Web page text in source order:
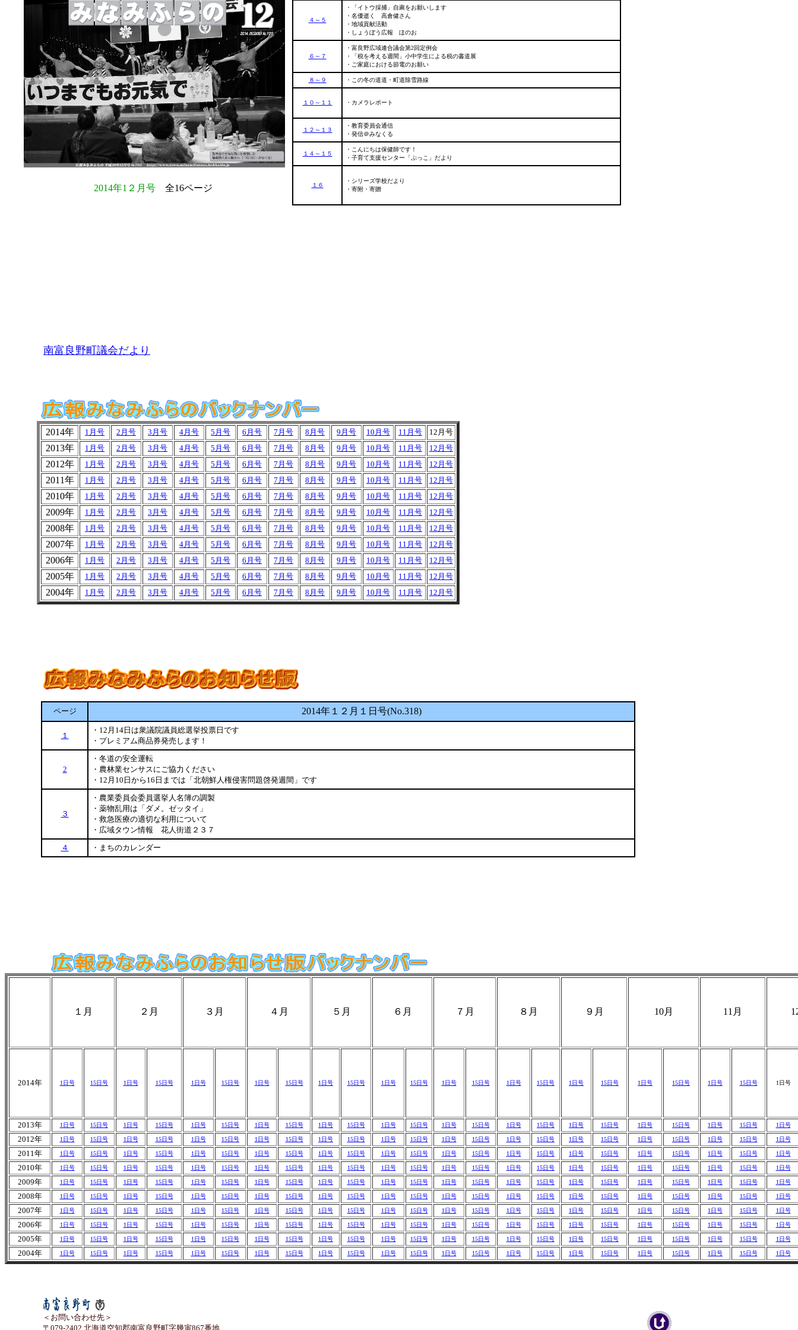
2014年 1月号 2月号 3月号 4月号 5月号 6月号 7月号 8月号 9月号 10月号 11月号 12月号
2013年 1月号 2月号 3月号 4月号 5月号 6月号 7月号 8月号 9月号 10月号 11月号 12月号
2012年 1月号 2月号 3月号 4月号 5月号 6月号 7月号 8月号 9月号 10月号 11月号 12月号
2011年 1月号 2月号 3月号 4月号 5月号 6月号 7月号 8月号 9月号 10月号 11月号 12月号
2010年 1月号 2月号 3月号 4月号 5月号 6月号 7月号 8月号 9月号 10月号 11月号 12月号
2009年 1月号 2月号 3月号 4月号 5月号 6月号 7月号 8月号 9月号 10月号 11月号 12月号
2008年 1月号 2月号 3月号 4月号 5月号 6月号 7月号 8月号 9月号 10月号 11月号 12月号
2007年 1月号 2月号 3月号 4月号 5月号 6月号 7月号 8月号 9月号 10月号 11月号 12月号
2006年 1月号 2月号 3月号 4月号 5月号 6月号 7月号 8月号 9月号 10月号 11月号 12月号
2005年 1月号 2月号 3月号 4月号 5月号 6月号 7月号 8月号 9月号 10月号 11月号 12月号
2004年 1月号 2月号 3月号 4月号 5月号 6月号 7月号 8月号 9月号 10月号 11月号 12月号
４～５
・「イトウ採捕」自粛をお願いします
・名優逝く 高倉健さん
・地域貢献活動
・しょうぼう広報 ほのお
６～７
・富良野広域連合議会第2回定例会
・「税を考える週間」小中学生による税の書道展
・ご家庭における節電のお願い
８～９ ・この冬の道道・町道除雪路線
１０～１１ ・カメラレポート
１２～１３
・教育委員会通信
・発信＠みなくる
１４～１５
・こんにちは保健師です！
・子育て支援センター「ぷっこ」だより
１６
・シリーズ学校だより
・寄附・寄贈
１月 ２月 ３月 ４月 ５月 ６月 ７月 ８月 ９月 10月 11月
2014年 1日号 15日号 1日号 15日号 1日号 15日号 1日号 15日号 1日号 15日号 1日号 15日号 1日号 15日号 1日号 15日号 1日号 15日号 1日号 15日号 1日号 15日号 1日号
2013年 1日号 15日号 1日号 15日号 1日号 15日号 1日号 15日号 1日号 15日号 1日号 15日号 1日号 15日号 1日号 15日号 1日号 15日号 1日号 15日号 1日号 15日号 1日号
2012年 1日号 15日号 1日号 15日号 1日号 15日号 1日号 15日号 1日号 15日号 1日号 15日号 1日号 15日号 1日号 15日号 1日号 15日号 1日号 15日号 1日号 15日号 1日号
2011年 1日号 15日号 1日号 15日号 1日号 15日号 1日号 15日号 1日号 15日号 1日号 15日号 1日号 15日号 1日号 15日号 1日号 15日号 1日号 15日号 1日号 15日号 1日号
2010年 1日号 15日号 1日号 15日号 1日号 15日号 1日号 15日号 1日号 15日号 1日号 15日号 1日号 15日号 1日号 15日号 1日号 15日号 1日号 15日号 1日号 15日号 1日号
2009年 1日号 15日号 1日号 15日号 1日号 15日号 1日号 15日号 1日号 15日号 1日号 15日号 1日号 15日号 1日号 15日号 1日号 15日号 1日号 15日号 1日号 15日号 1日号
2008年 1日号 15日号 1日号 15日号 1日号 15日号 1日号 15日号 1日号 15日号 1日号 15日号 1日号 15日号 1日号 15日号 1日号 15日号 1日号 15日号 1日号 15日号 1日号
2007年 1日号 15日号 1日号 15日号 1日号 15日号 1日号 15日号 1日号 15日号 1日号 15日号 1日号 15日号 1日号 15日号 1日号 15日号 1日号 15日号 1日号 15日号 1日号
2006年 1日号 15日号 1日号 15日号 1日号 15日号 1日号 15日号 1日号 15日号 1日号 15日号 1日号 15日号 1日号 15日号 1日号 15日号 1日号 15日号 1日号 15日号 1日号
2005年 1日号 15日号 1日号 15日号 1日号 15日号 1日号 15日号 1日号 15日号 1日号 15日号 1日号 15日号 1日号 15日号 1日号 15日号 1日号 15日号 1日号 15日号 1日号
2004年 1日号 15日号 1日号 15日号 1日号 15日号 1日号 15日号 1日号 15日号 1日号 15日号 1日号 15日号 1日号 15日号 1日号 15日号 1日号 15日号 1日号 15日号 1日号
2014年1２月号 全16ページ
ページ 2014年１２月１日号(No.318)
１
・12月14日は衆議院議員総選挙投票日です
・プレミアム商品券発売します！
2
・冬道の安全運転
・農林業センサスにご協力ください
・12月10日から16日までは「北朝鮮人権侵害問題啓発週間」です
３
・農業委員会委員選挙人名簿の調製
・薬物乱用は「ダメ。ゼッタイ」
・救急医療の適切な利用について
・広域タウン情報 花人街道２３７
４
・まちのカレンダー
＜お問い合わせ先＞
〒079-2402 北海道空知郡南富良野町字幾寅867番地
南富良野町議会だより